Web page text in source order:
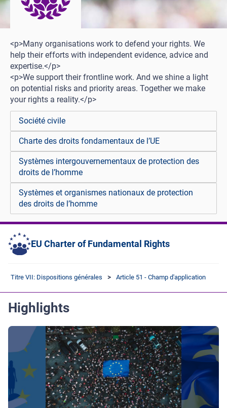
<p>Many organisations work to defend your rights. We
help their efforts with independent evidence, advice and
expertise.</p>
<p>We support their frontline work. And we shine a light
on potential risks and priority areas. Together we make
your rights a reality.</p>
Société civile
Charte des droits fondamentaux de l’UE
Systèmes intergouvernementaux de protection des
droits de l’homme
Systèmes et organismes nationaux de protection
des droits de l’homme
EU Charter of Fundamental Rights
Titre VII: Dispositions générales Article 51 - Champ d'application
Highlights